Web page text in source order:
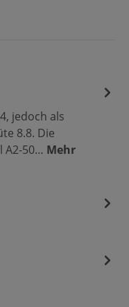
jedoch als
8.8. Die
A2-50… Mehr